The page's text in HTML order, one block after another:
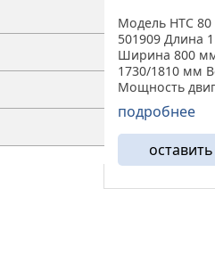
Модель HTC 80
501909 Длина
Ширина 800
1730/1810 мм
Мощность
Потребляемая
А Напряжение
Частота 50/60
двигателей 1
подробнее